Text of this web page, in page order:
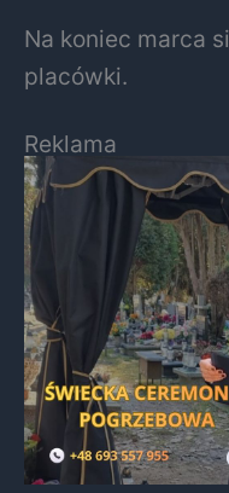
Na koniec marca
placówki.
Reklama